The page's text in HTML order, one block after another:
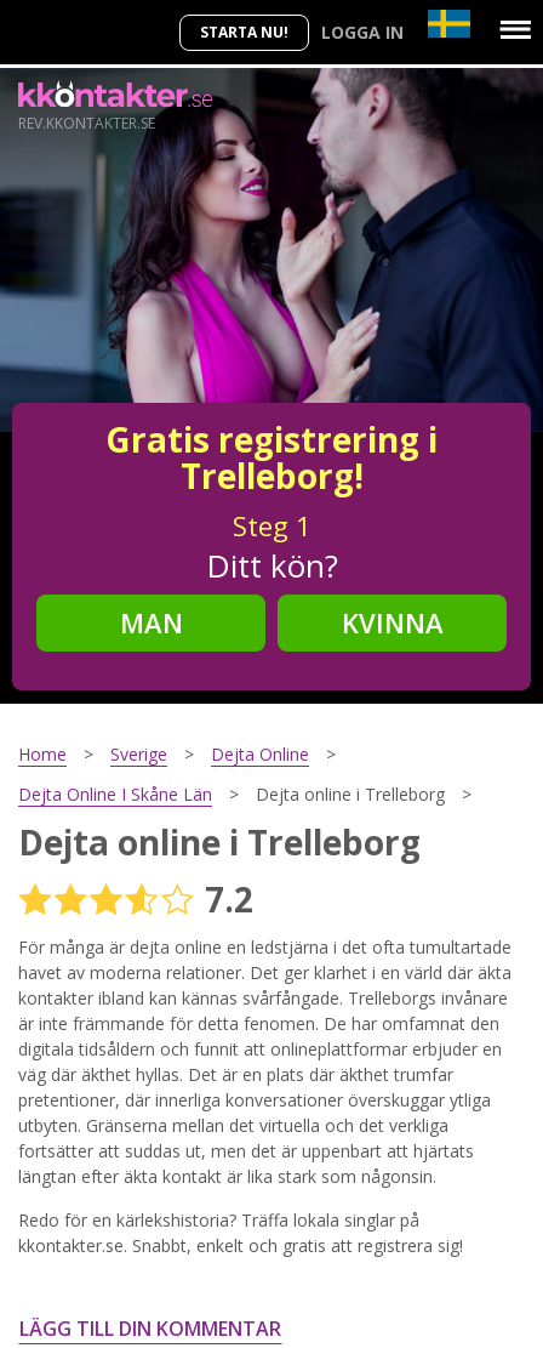
STARTA NU! LOGGA IN
REV.KKONTAKTER.SE
Gratis registrering i
Trelleborg!
Steg 1
Ditt kön?
MAN
KVINNA
Steg2
Steg3
Din mailadress?
Genom att registrera godkänner jag Villkoren
och
Sekretesspolicyn . Jag godkänner att ta emot information och
reklam via e-post från hemsidans operatörer. Jag kan dra
tillbaka godkännande när jag vill.
STARTA NU!
Home Sverige
Dejta Online
Dejta Online I Skåne Län
Dejta online i Trelleborg
Dejta online i Trelleborg
7.2
För många är dejta online en ledstjärna i det ofta tumultartade
havet av moderna relationer. Det ger klarhet i en värld där äkta
kontakter ibland kan kännas svårfångade. Trelleborgs invånare
är inte främmande för detta fenomen. De har omfamnat den
digitala tidsåldern och funnit att onlineplattformar erbjuder en
väg där äkthet hyllas. Det är en plats där äkthet trumfar
pretentioner, där innerliga konversationer överskuggar ytliga
utbyten. Gränserna mellan det virtuella och det verkliga
fortsätter att suddas ut, men det är uppenbart att hjärtats
längtan efter äkta kontakt är lika stark som någonsin.
Redo för en kärlekshistoria? Träffa lokala singlar på
kkontakter.se. Snabbt, enkelt och gratis att registrera sig!
LÄGG TILL DIN KOMMENTAR